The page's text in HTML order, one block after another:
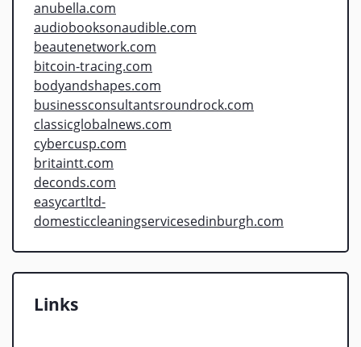
anubella.com
audiobooksonaudible.com
beautenetwork.com
bitcoin-tracing.com
bodyandshapes.com
businessconsultantsroundrock.com
classicglobalnews.com
cybercusp.com
britaintt.com
deconds.com
easycartltd-
domesticcleaningservicesedinburgh.com
Links